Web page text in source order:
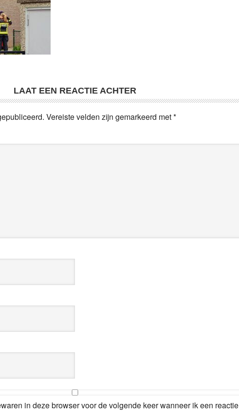
LAAT EEN REACTIE ACHTER
Vereiste velden zijn gemarkeerd met*
in deze browser voor de volgende keer wanneer ik een reactie